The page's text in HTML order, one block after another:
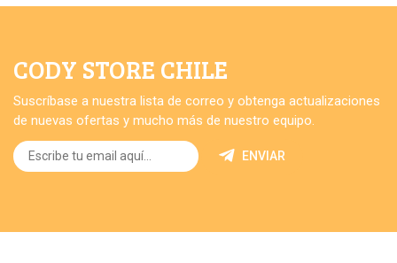
CODY STORE CHILE
Suscríbase a nuestra lista de correo y obtenga actualizaciones
de nuevas ofertas y mucho más de nuestro equipo.
ENVIAR